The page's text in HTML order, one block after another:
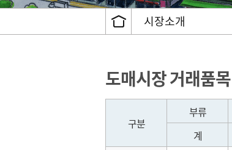
도매시장 거래 품목
주차현황
지도
설립목적/연혁
인권 · 윤리경영
안전경영
경영기획팀
유통물류진흥팀
시설개선팀
상생협력사회공헌활동 (행사
친절/칭찬
수수료
서식자료
관련법령
개인정보처리방침
영상정보기기 운영 및 관리방
시장소개
도매시장 거래품목
구분
부류
계